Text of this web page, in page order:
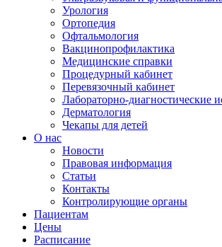
Урология
Ортопедия
Офтальмология
Вакцинопрофилактика
Медицинские справки
Процедурный кабинет
Перевязочный кабинет
Лабораторно-диагностические
Дерматология
Чекапы для детей
О нас
Новости
Правовая информация
Статьи
Контакты
Контролирующие органы
Пациентам
Цены
Расписание